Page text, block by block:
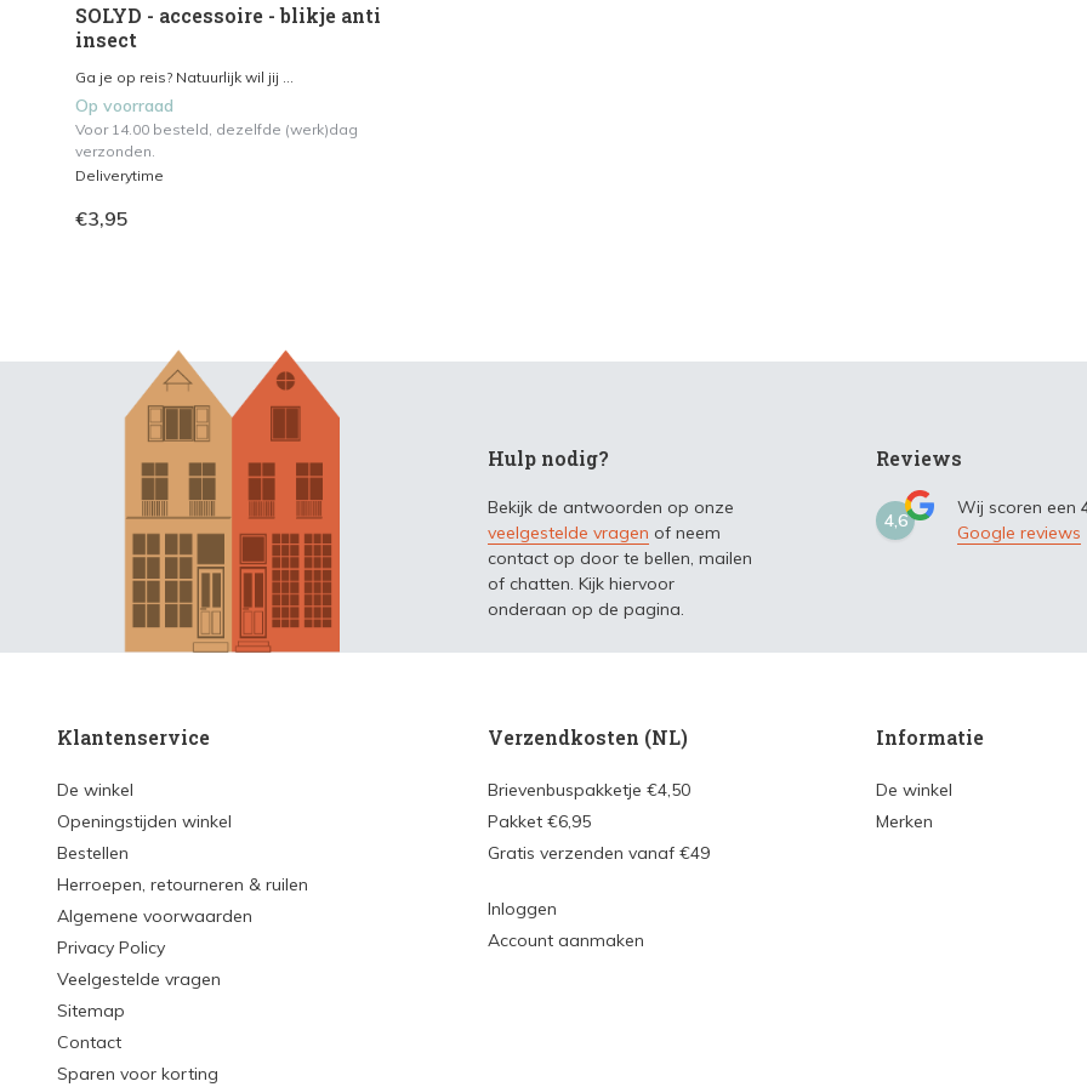
SOLYD - accessoire - blikje anti
insect
Ga je op reis? Natuurlijk wil jij ...
Op voorraad
Voor 14.00 besteld, dezelfde (werk)dag
verzonden.
Deliverytime
€3,95
Hulp nodig?
Bekijk de antwoorden op onze
veelgestelde vragen of neem
contact op door te bellen, mailen
of chatten. Kijk hiervoor
onderaan op de pagina.
Reviews
4,6
Wij scoren een
Google reviews
Klantenservice
De winkel
Openingstijden winkel
Bestellen
Herroepen, retourneren & ruilen
Algemene voorwaarden
Privacy Policy
Veelgestelde vragen
Sitemap
Contact
Sparen voor korting
Verzendkosten (NL)
Brievenbuspakketje €4,50
Pakket €6,95
Gratis verzenden vanaf €49
Inloggen
Account aanmaken
Informatie
De winkel
Merken